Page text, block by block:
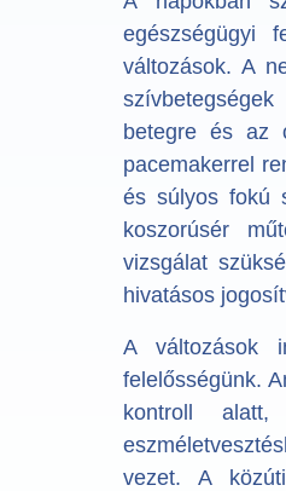
egészségügyi
változások. A
betegre és az
pacemakerrel
és súlyos fokú
koszorúsér
vizsgálat
hivatásos
A változások
felelősségünk.
kontroll alatt,
vezet. A